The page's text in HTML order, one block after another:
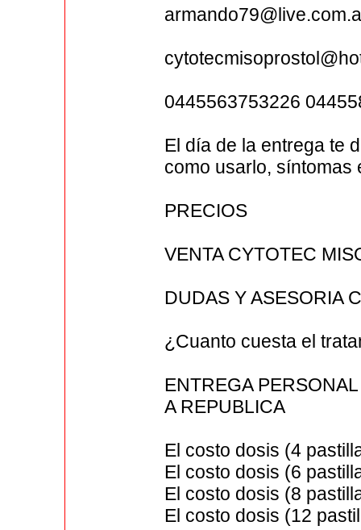
0445563753226
El día de la entrega te
como usarlo, síntomas
PRECIOS
VENTA CYTOTEC
DUDAS Y ASESORIA
¿Cuanto cuesta el
ENTREGA
A REPUBLICA
El costo dosis (4
El costo dosis (6
El costo dosis (8
El costo dosis (12